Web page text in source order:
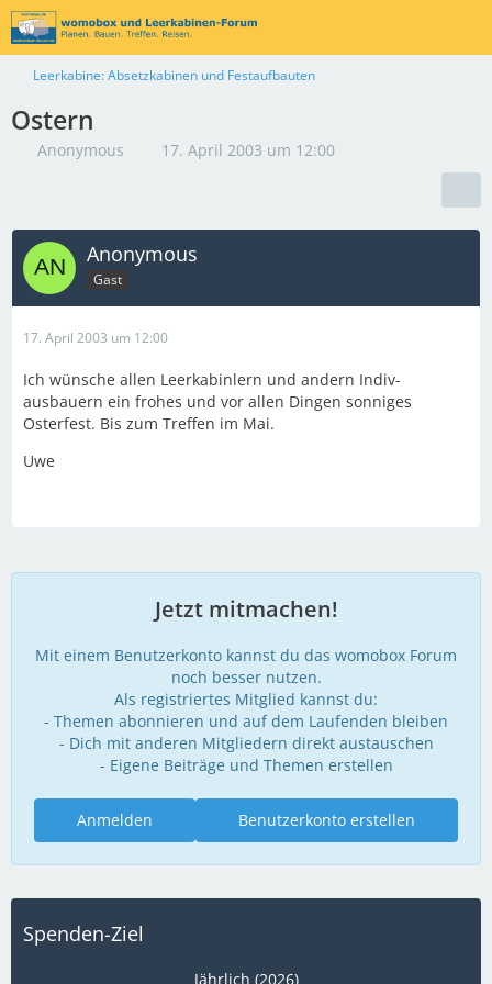
Leerkabine: Absetzkabinen und Festaufbauten
Ostern
Anonymous 17. April 2003 um 12:00
Anonymous
Gast
17. April 2003 um 12:00
Ich wünsche allen Leerkabinlern und andern Indiv-
ausbauern ein frohes und vor allen Dingen sonniges
Osterfest. Bis zum Treffen im Mai.
Uwe
Jetzt mitmachen!
Mit einem Benutzerkonto kannst du das womobox Forum
noch besser nutzen.
Als registriertes Mitglied kannst du:
- Themen abonnieren und auf dem Laufenden bleiben
- Dich mit anderen Mitgliedern direkt austauschen
- Eigene Beiträge und Themen erstellen
Benutzerkonto erstellen
Anmelden
Spenden-Ziel
Jährlich (2026)